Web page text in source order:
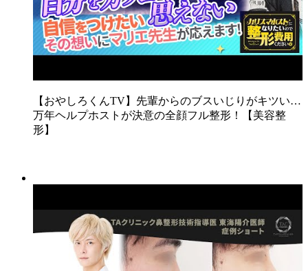
【おやしろくんTV】先輩からのブスいじりがキツい…
万年ヘルプホストが決意の全顔フル整形！【美容整
形】